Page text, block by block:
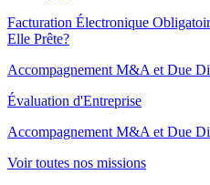
Facturation Électronique
Elle Prête?
Accompagnement M&A et Due
Évaluation d'Entreprise
Accompagnement M&A et Due
Voir toutes nos missions